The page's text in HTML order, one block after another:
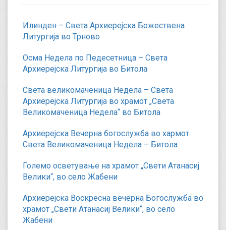
Илинден – Света Архиерејска Божествена
Литургија во Трново
Осма Недела по Педесетница – Света
Архиерејска Литургија во Битола
Света великомаченица Недела – Света
Архиерејска Литургија во храмот „Света
Великомаченица Недела“ во Битола
Архиерејска Вечерна богослужба во хармот
Света Великомаченица Недела – Битола
Големо осветување на храмот „Свети Атанасиј
Велики“, во село Жабени
Архиерејска Воскресна вечерна Богослужба во
храмот „Свети Атанасиј Велики“, во село
Жабени